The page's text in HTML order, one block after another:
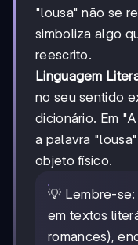
"lousa" não se
simboliza algo
reescrito.
Linguagem
no seu sentido
dicionário. Em
a palavra
objeto físico.
💡 Lembre-
em textos
romances),